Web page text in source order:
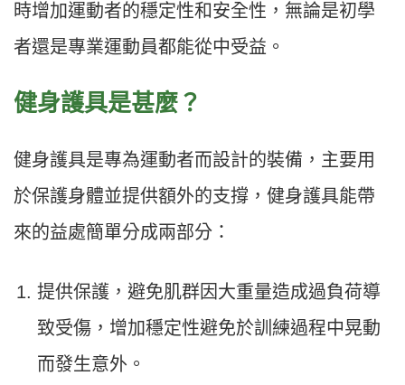
時增加運動者的穩定性和安全性，無論是初學
者還是專業運動員都能從中受益。
健身護具是甚麼？
健身護具是專為運動者而設計的裝備，主要用
於保護身體並提供額外的支撐，健身護具能帶
來的益處簡單分成兩部分：
提供保護，避免肌群因大重量造成過負荷導
致受傷，增加穩定性避免於訓練過程中晃動
而發生意外。